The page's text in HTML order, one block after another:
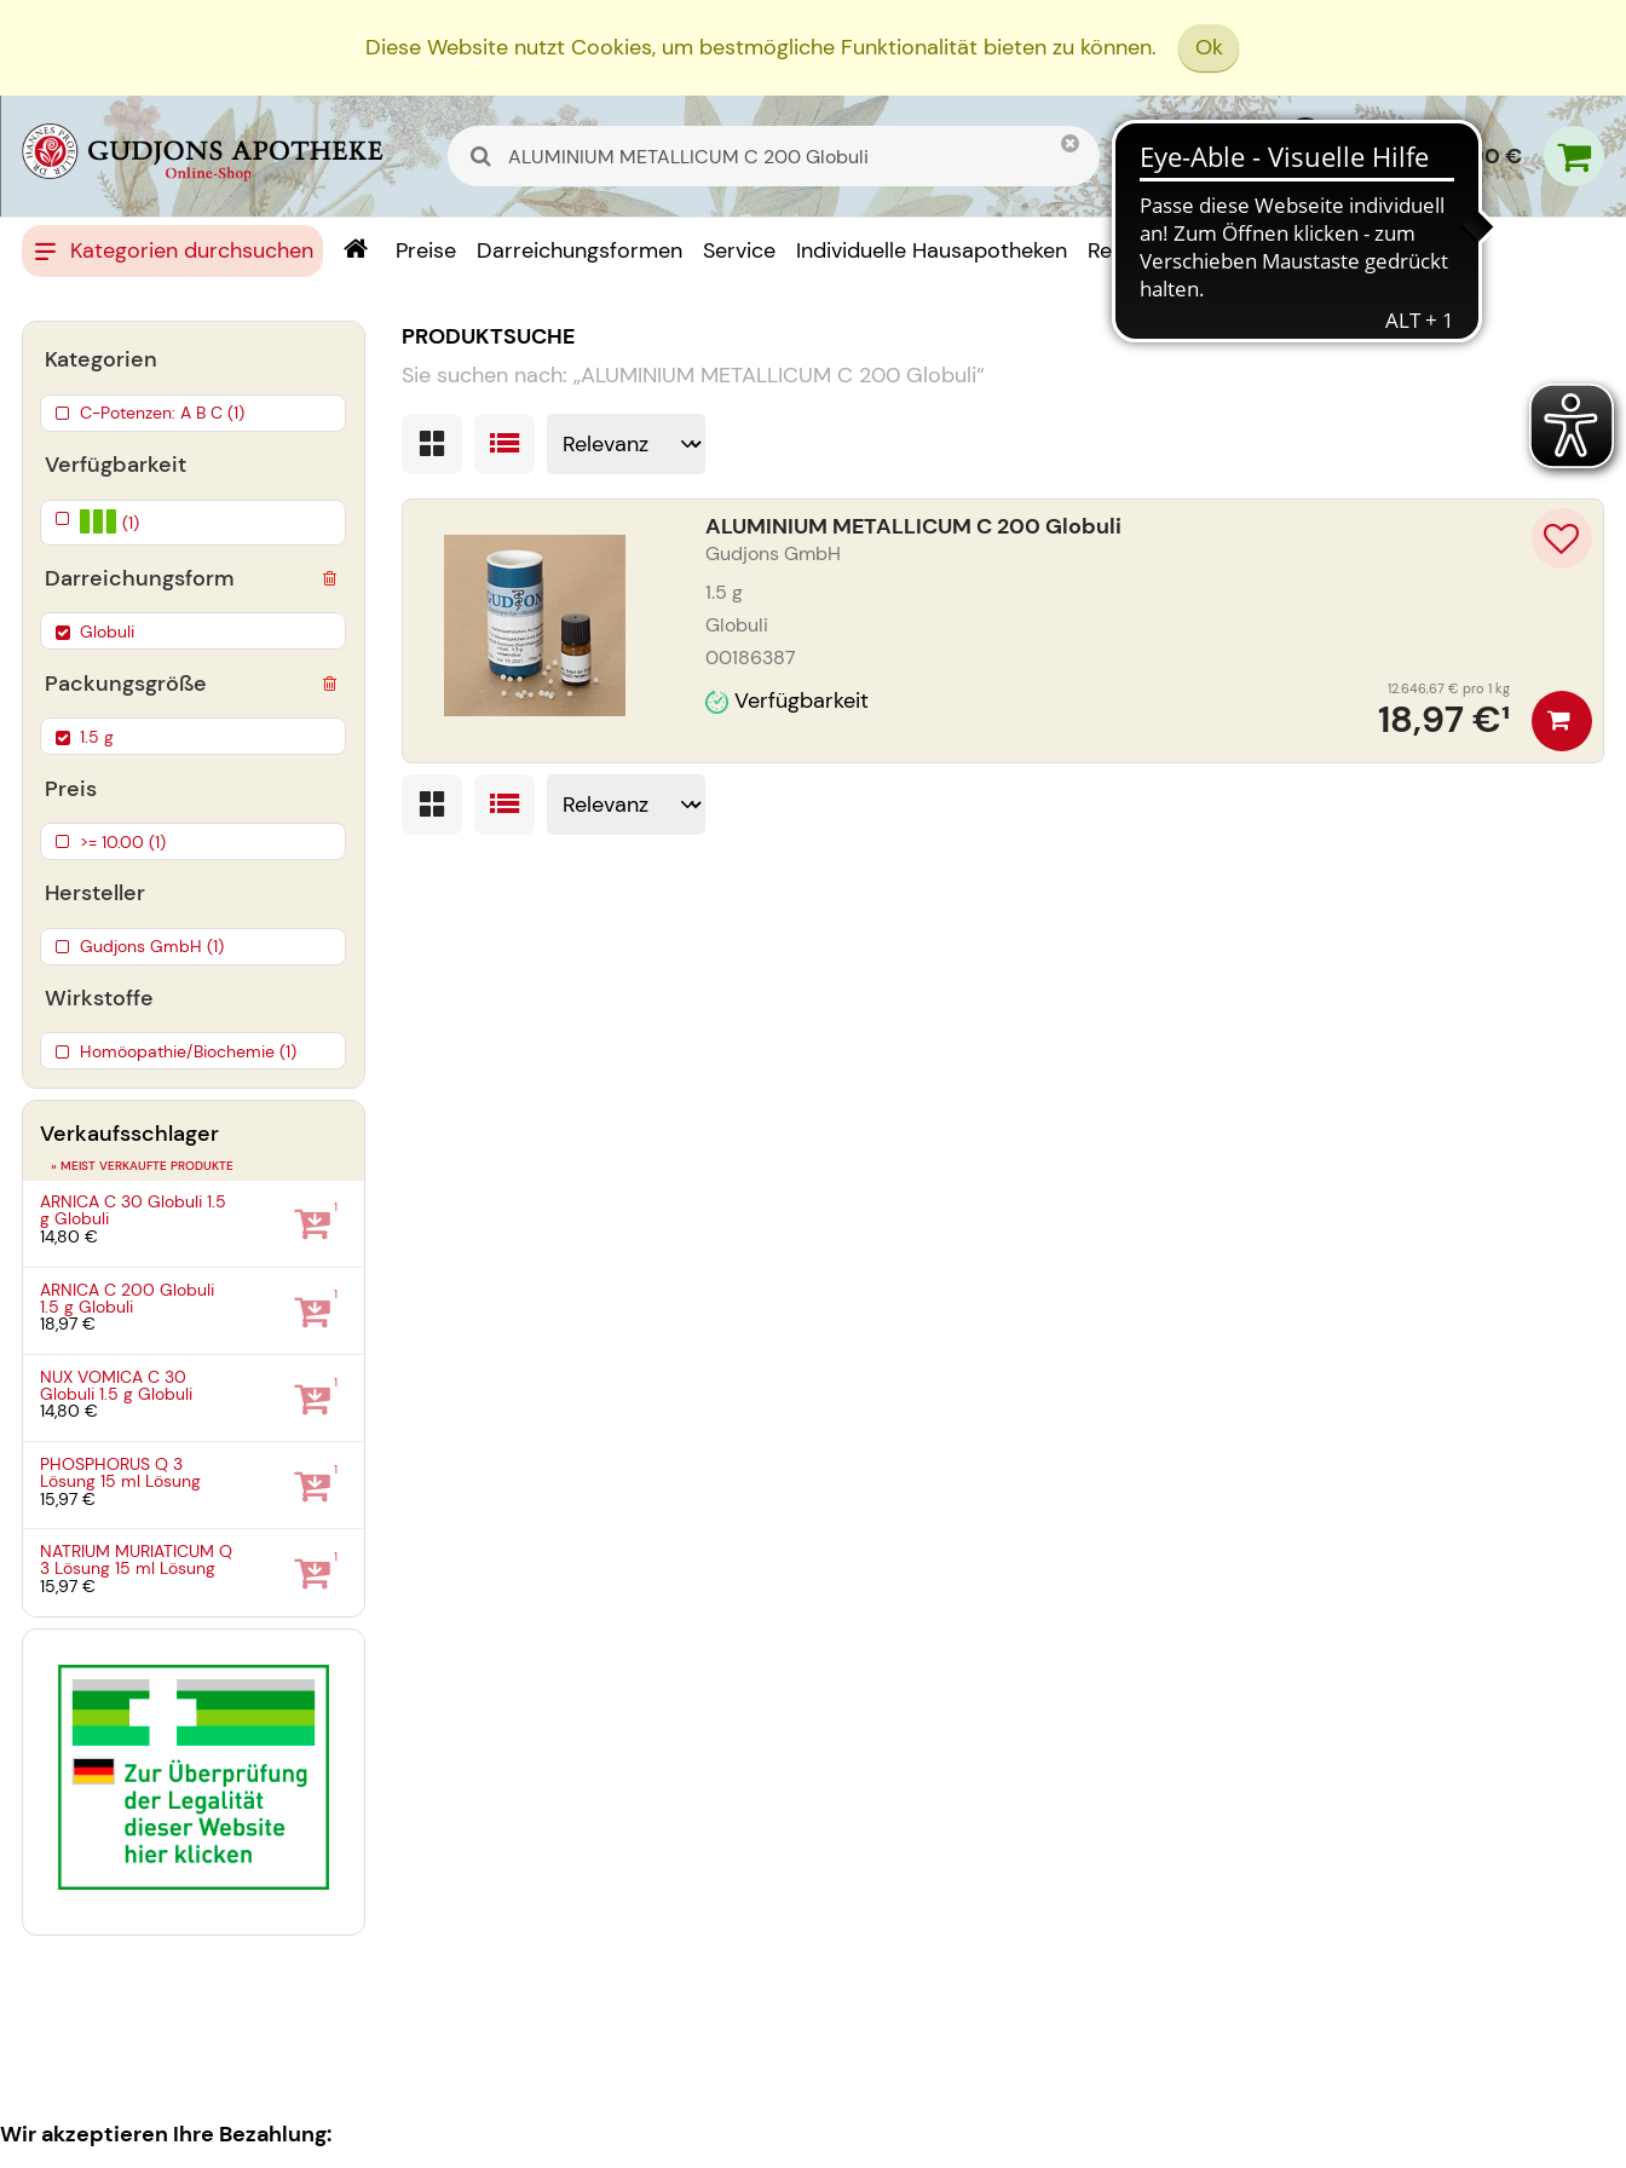
Diese Website nutzt Cookies, um bestmögliche Funktionalität bieten zu können. Ok
0,00 €
Kategorien durchsuchen Preise Darreichungsformen Service Individuelle Hausapotheken Rezept Einreichen
PRODUKTSUCHE
Sie suchen nach: „ALUMINIUM METALLICUM C 200 Globuli“
ALUMINIUM METALLICUM C 200 Globuli
Gudjons GmbH
1.5 g
Globuli
00186387
Verfügbarkeit 18,97 €¹
12.646,67 € pro 1 kg
Verfügbarkeit
(1)
Darreichungsform
Globuli
Packungsgröße
1.5 g
Preis
>= 10.00 (1)
Hersteller
Gudjons GmbH (1)
Wirkstoffe
Homöopathie/Biochemie (1)
Kategorien
C-Potenzen: A B C (1)
Verkaufsschlager
» MEIST VERKAUFTE PRODUKTE
ARNICA C 30 Globuli1.5
gGlobuli
14,80 €
1
ARNICA C 200 Globuli
1.5 gGlobuli
18,97 €
1
NUX VOMICA C 30
Globuli1.5 gGlobuli
14,80 €
1
PHOSPHORUS Q 3
Lösung15 ml Lösung
15,97 €
1
NATRIUM MURIATICUM Q
3 Lösung15 ml Lösung
15,97 €
1
Wir akzeptieren Ihre Bezahlung: